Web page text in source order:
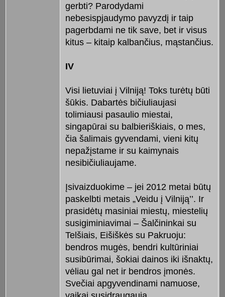
gerbti? Parodydami
nebesispjaudymo pavyzdį ir taip
pagerbdami ne tik save, bet ir visus
kitus – kitaip kalbančius, mąstančius.
IV
Visi lietuviai į Vilniją! Toks turėtų būti
šūkis. Dabartės bičiuliaujasi
tolimiausi pasaulio miestai,
singapūrai su balbieriškiais, o mes,
čia šalimais gyvendami, vieni kitų
nepažįstame ir su kaimynais
nesibičiuliaujame.
Įsivaizduokime – jei 2012 metai būtų
paskelbti metais „Veidu į Vilniją’’. Ir
prasidėtų masiniai miestų, miestelių
susigiminiavimai – Šalčininkai su
Telšiais, Eišiškės su Pakruoju:
bendros mugės, bendri kultūriniai
susibūrimai, šokiai dainos iki išnaktų,
vėliau gal net ir bendros įmonės.
Svečiai apgyvendinami namuose,